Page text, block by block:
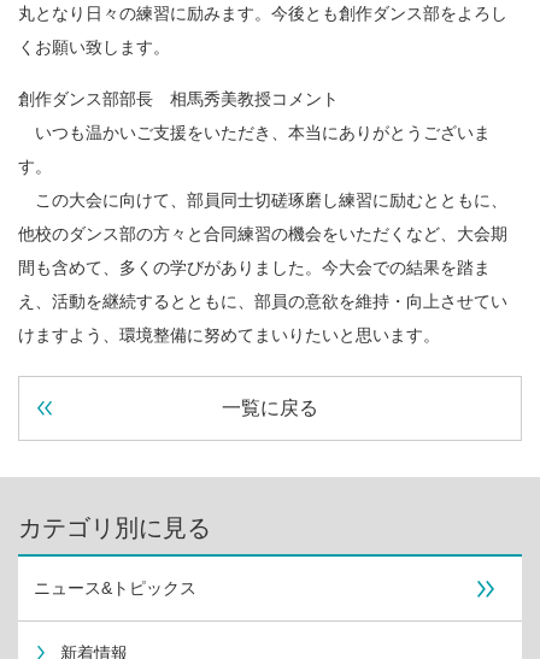
丸となり日々の練習に励みます。今後とも創作ダンス部をよろし
くお願い致します。
創作ダンス部部長 相馬秀美教授コメント
いつも温かいご支援をいただき、本当にありがとうございま
す。
この大会に向けて、部員同士切磋琢磨し練習に励むとともに、
他校のダンス部の方々と合同練習の機会をいただくなど、大会期
間も含めて、多くの学びがありました。今大会での結果を踏ま
え、活動を継続するとともに、部員の意欲を維持・向上させてい
けますよう、環境整備に努めてまいりたいと思います。
一覧に戻る
カテゴリ別に見る
ニュース&トピックス
新着情報